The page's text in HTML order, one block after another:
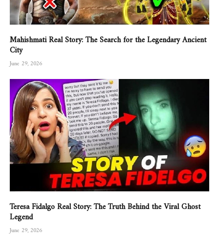
Mahishmati Real Story: The Search for the Legendary Ancient
City
June 29, 2026
Teresa Fidalgo Real Story: The Truth Behind the Viral Ghost
Legend
June 29, 2026